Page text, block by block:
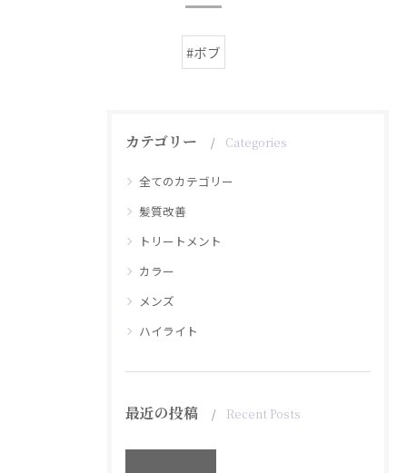
#ボブ
カテゴリー Categories
全てのカテゴリー
髪質改善
トリートメント
カラー
メンズ
ハイライト
最近の投稿 Recent Posts